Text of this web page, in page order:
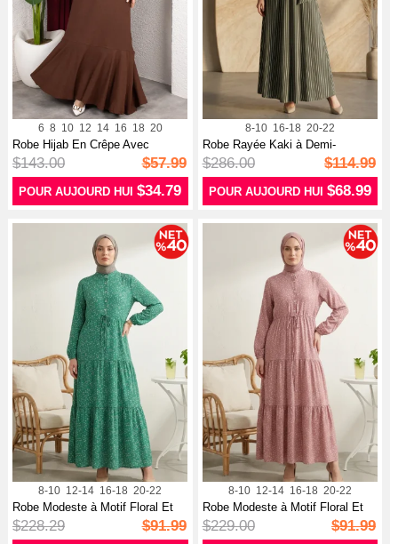
6 8 10 12 14 16 18 20
Robe Hijab En Crêpe Avec
Manches Et...
$143.00 $57.99
POUR AUJOURD HUI$34.79
8-10 16-18 20-22
Robe Rayée Kaki à Demi-
boutonnage E...
$286.00 $114.99
POUR AUJOURD HUI $68.99
8-10 12-14 16-18 20-22
Robe Modeste à Motif Floral Et
Cein...
$228.29 $91.99
8-10 12-14 16-18 20-22
Robe Modeste à Motif Floral Et
Cein...
$229.00 $91.99